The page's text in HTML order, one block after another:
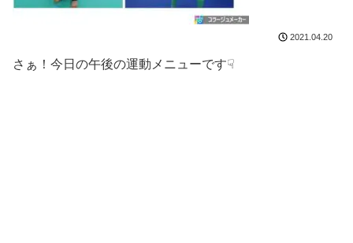
2021.04.20
さぁ！今日の午後の運動メニューです☟